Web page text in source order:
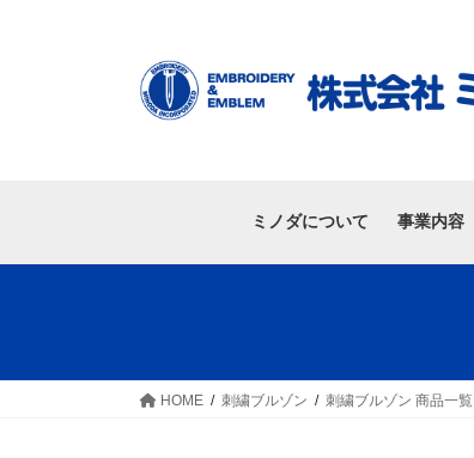
ミノダについて 事業内容
HOME 刺繍ブルゾン 刺繍ブルゾン 商品一覧